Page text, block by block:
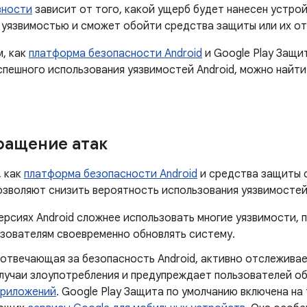
зависит от того, какой ущерб будет нанесен
уязвимостью и сможет обойти средства защиты или их
как платформа безопасности Android и Google Play
использования уязвимостей Android, можно
атак
как платформа безопасности Android и средства защиты
снизить вероятность использования
Android сложнее использовать многие
своевременно обновлять систему.
за безопасность Android, активно
злоупотребления и предупреждает пользователей
. Google Play Защита по умолчанию включена